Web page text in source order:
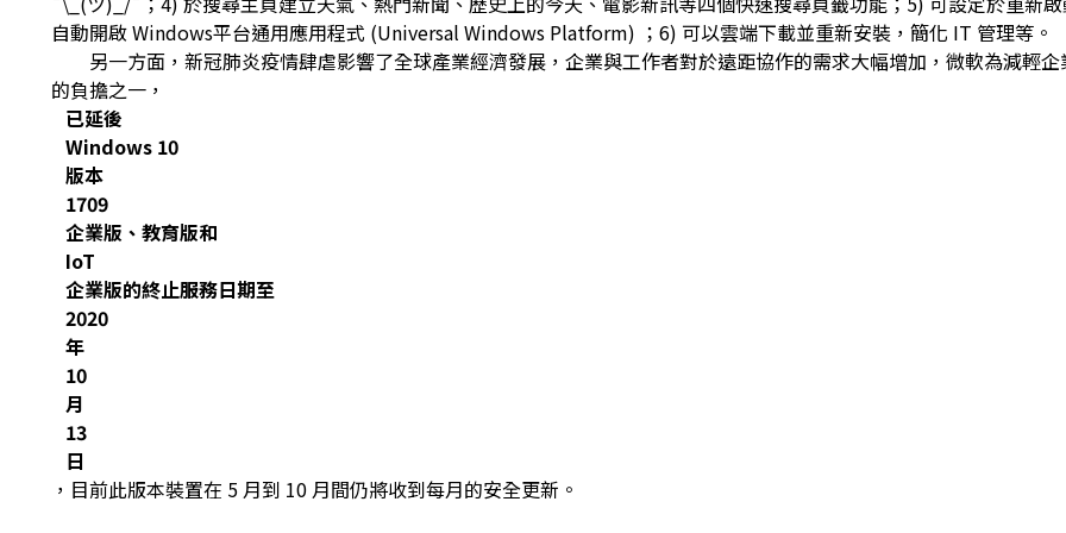
自動開啟 Windows平台通用應用程式 (Universal Windows Platform) ；6) 可以雲端下載並重新安裝，簡化 IT 管理等。
另一方面，新冠肺炎疫情肆虐影響了全球產業經濟發展，企業與工作者對於遠距協作的需求大幅增加，微軟為減輕企
的負擔之一，
已延後
Windows 10
版本
1709
企業版、教育版和
IoT
企業版的終止服務日期至
2020
年
10
月
13
日
，目前此版本裝置在 5 月到 10 月間仍將收到每月的安全更新。